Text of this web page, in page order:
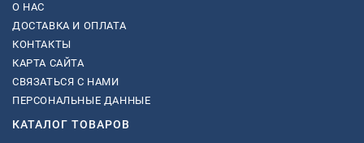
О НАС
ДОСТАВКА И ОПЛАТА
КОНТАКТЫ
КАРТА САЙТА
СВЯЗАТЬСЯ С НАМИ
ПЕРСОНАЛЬНЫЕ ДАННЫЕ
КАТАЛОГ ТОВАРОВ